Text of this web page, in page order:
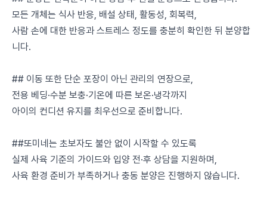
모든 개체는 식사 반응, 배설 상태, 활동성, 회복력,
사람 손에 대한 반응과 스트레스 정도를 충분히 확인한 뒤 분양합
니다.
## 이동 또한 단순 포장이 아닌 관리의 연장으로,
전용 베딩·수분 보충·기온에 따른 보온·냉각까지
아이의 컨디션 유지를 최우선으로 준비합니다.
##또미네는 초보자도 불안 없이 시작할 수 있도록
실제 사육 기준의 가이드와 입양 전·후 상담을 지원하며,
사육 환경 준비가 부족하거나 충동 분양은 진행하지 않습니다.